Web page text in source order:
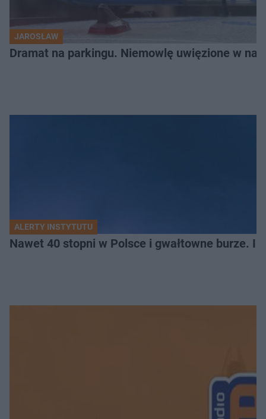
JAROSŁAW
Dramat na parkingu. Niemowlę uwięzione w
ALERTY INSTYTUTU
Nawet 40 stopni w Polsce i gwałtowne burze.